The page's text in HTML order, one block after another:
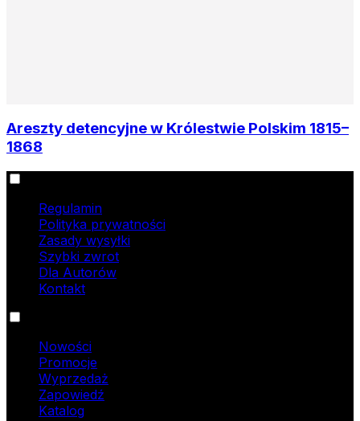
Areszty detencyjne w Królestwie Polskim 1815–
1868
Regulamin
Polityka prywatności
Zasady wysyłki
Szybki zwrot
Dla Autorów
Kontakt
Nowości
Promocje
Wyprzedaż
Zapowiedź
Katalog